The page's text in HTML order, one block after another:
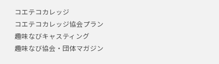
コエテコカレッジ
コエテコカレッジ協会プラン
趣味なびキャスティング
趣味なび協会・団体マガジン